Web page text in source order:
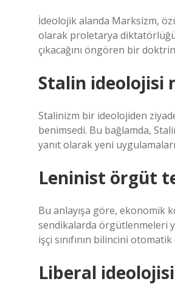
İdeolojik alanda Marksizm,
olarak proletarya
çıkacağını öngören bir
Stalin ideolojisi
Stalinizm bir ideolojiden
benimsedi. Bu bağlamda,
yanıt olarak yeni
Leninist örgüt
Bu anlayışa göre, ekonomik
sendikalarda örgütlenmeleri
işçi sınıfının bilincini
Liberal